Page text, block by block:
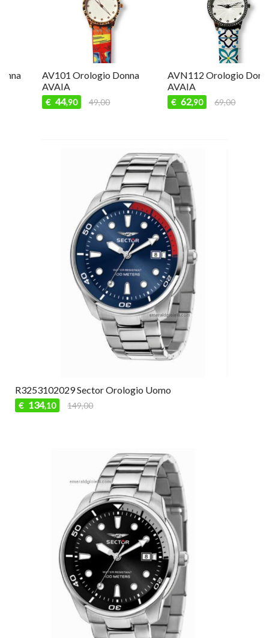
AV101 Orologio Donna
AVAIA
,90 49,00
AVN112 Orologio Donna
AVAIA
,90 69,00
R3253102029 Sector Orologio Uomo
€ 134,10 149,00